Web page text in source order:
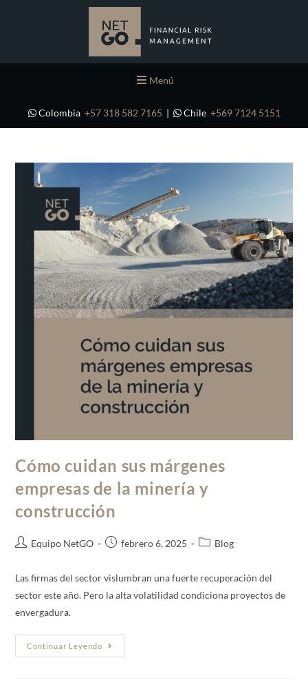
Menú
Colombia +57 318 582 7165 | Chile +569 7124 5151
Cómo cuidan sus márgenes
empresas de la minería y
construcción
Equipo NetGO febrero 6, 2025 Blog
Las firmas del sector vislumbran una fuerte recuperación del
sector este año. Pero la alta volatilidad condiciona proyectos de
envergadura.
Continuar Leyendo